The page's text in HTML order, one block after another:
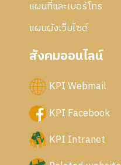
แผนที่และเบอร์โทร
แผนผังเว็บไซด์
สังคมออนไลน์
KPI Webmail
KPI Facebook
KPI Intranet